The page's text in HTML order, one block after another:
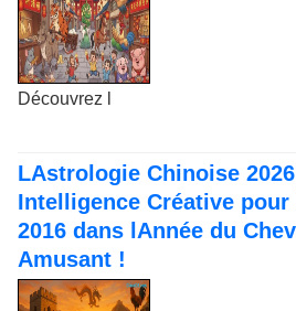
Découvrez l
LAstrologie Chinoise
Intelligence Créative pour
2016 dans lAnnée du
Amusant !